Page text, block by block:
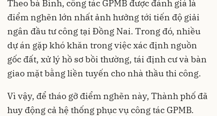
Theo bà Bình, công tác GPMB được đánh giá là
điểm nghẽn lớn nhất ảnh hưởng tới tiến độ giải
ngân đầu tư công tại Đồng Nai. Trong đó, nhiều
dự án gặp khó khăn trong việc xác định nguồn
gốc đất, xử lý hồ sơ bồi thường, tái định cư và bàn
giao mặt bằng liền tuyến cho nhà thầu thi công.
Vì vậy, để tháo gỡ điểm nghẽn này, Thành phố đã
huy động cả hệ thống phục vụ công tác GPMB.